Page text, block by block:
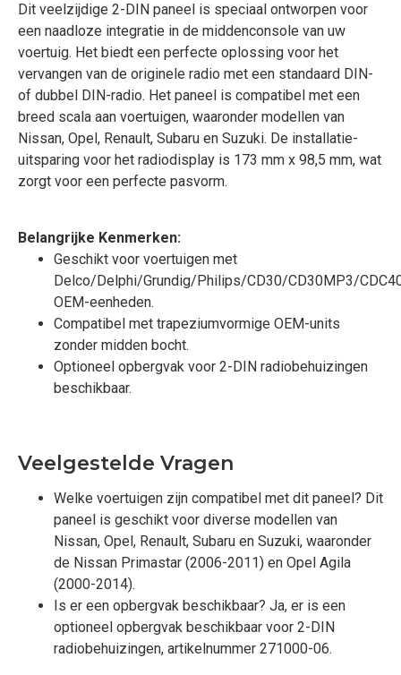
Dit veelzijdige 2-DIN paneel is speciaal ontworpen voor
een naadloze integratie in de middenconsole van uw
voertuig. Het biedt een perfecte oplossing voor het
vervangen van de originele radio met een standaard DIN-
of dubbel DIN-radio. Het paneel is compatibel met een
breed scala aan voertuigen, waaronder modellen van
Nissan, Opel, Renault, Subaru en Suzuki. De installatie-
uitsparing voor het radiodisplay is 173 mm x 98,5 mm, wat
zorgt voor een perfecte pasvorm.
Belangrijke Kenmerken:
Geschikt voor voertuigen met
Delco/Delphi/Grundig/Philips/CD30/CD30MP3/
OEM-eenheden.
Compatibel met trapeziumvormige OEM-units
zonder midden bocht.
Optioneel opbergvak voor 2-DIN radiobehuizingen
beschikbaar.
Veelgestelde Vragen
Welke voertuigen zijn compatibel met dit paneel? Dit
paneel is geschikt voor diverse modellen van
Nissan, Opel, Renault, Subaru en Suzuki, waaronder
de Nissan Primastar (2006-2011) en Opel Agila
(2000-2014).
Is er een opbergvak beschikbaar? Ja, er is een
optioneel opbergvak beschikbaar voor 2-DIN
radiobehuizingen, artikelnummer 271000-06.